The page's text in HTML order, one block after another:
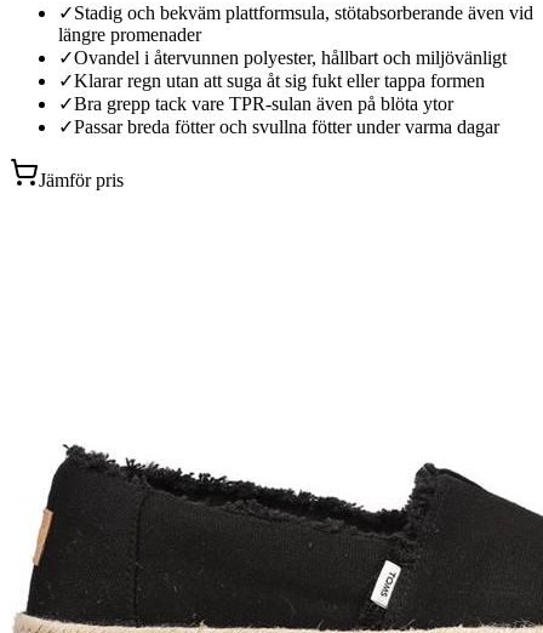
✓Stadig och bekväm plattformsula, stötabsorberande även vid
längre promenader
✓Ovandel i återvunnen polyester, hållbart och miljövänligt
✓Klarar regn utan att suga åt sig fukt eller tappa formen
✓Bra grepp tack vare TPR-sulan även på blöta ytor
✓Passar breda fötter och svullna fötter under varma dagar
Jämför pris